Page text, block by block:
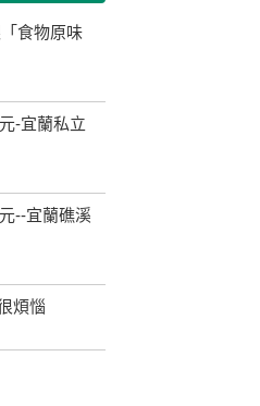
食物原味
-宜蘭私立
--宜蘭礁溪
煩惱